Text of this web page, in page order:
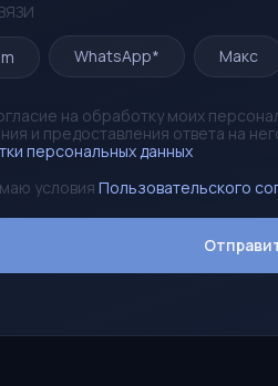
WhatsApp* Макс
на обработку моих
и предоставления ответа на
персональных данных
условия Пользовательского